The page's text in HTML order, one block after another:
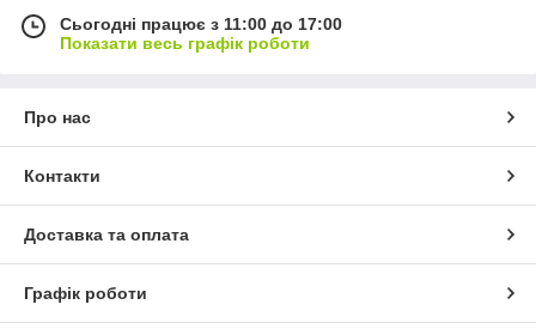
Сьогодні працює з 11:00 до 17:00
Показати весь графік роботи
Про нас
Контакти
Доставка та оплата
Графік роботи